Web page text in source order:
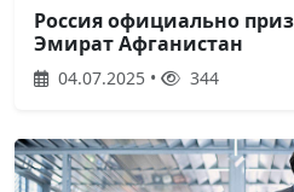
Россия официально
Эмират Афганистан
04.07.2025 • 344